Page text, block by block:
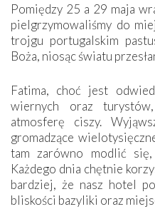
Pomiędzy 25 a 29 maja
pielgrzymowaliśmy do
trojgu portugalskim
Boża, niosąc światu
Fatima, choć jest
wiernych oraz turystów,
atmosferę ciszy.
gromadzące
tam zarówno modlić
Każdego dnia chętnie
bardziej, że nasz hotel
bliskości bazyliki oraz